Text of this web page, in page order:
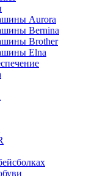
Aurora
Bernina
Brother
Elna